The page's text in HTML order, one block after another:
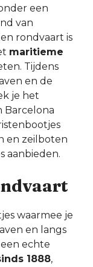
een
van
rondvaart is
maritieme
Tijdens
en de
je het
Barcelona
en zeilboten
aanbieden.
waarmee je
en langs
echte
1888,